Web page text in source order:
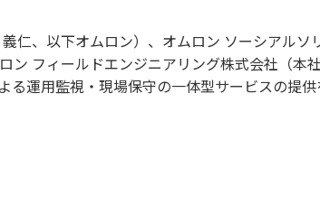
仁、以下オムロン）、オムロン ソーシアルソ
フィールドエンジニアリング株式会社（本
運用監視・現場保守の一体型サービスの提供